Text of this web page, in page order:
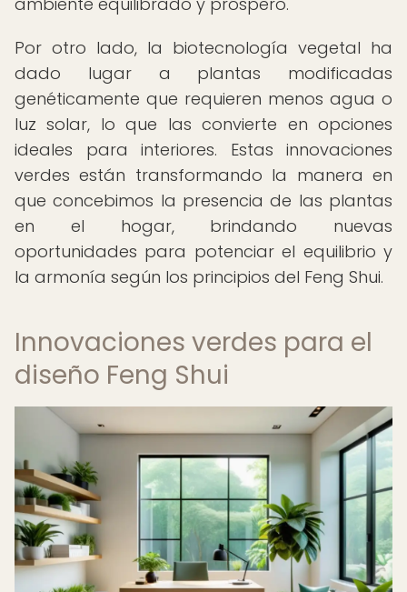
Por otro lado, la biotecnología vegetal ha
dado lugar a plantas modificadas
genéticamente que requieren menos agua o
luz solar, lo que las convierte en opciones
ideales para interiores. Estas innovaciones
verdes están transformando la manera en
que concebimos la presencia de las plantas
en el hogar, brindando nuevas
oportunidades para potenciar el equilibrio y
la armonía según los principios del Feng Shui.
Innovaciones verdes para el
diseño Feng Shui